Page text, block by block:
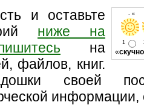
- «
1
«скучно
и оставьте
ниже на
на
файлов, книг.
своей